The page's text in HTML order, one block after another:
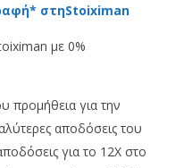
στηStoiximan
με 0%
προμήθεια για την
αποδόσεις του
για το 12Χ στο